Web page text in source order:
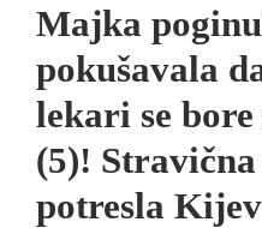
Majka
pokušavala
lekari se
(5)!
potresla Kijev